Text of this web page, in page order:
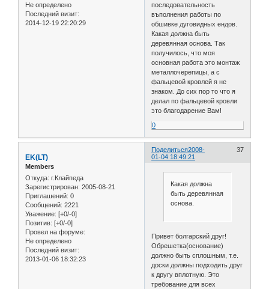
Не определено
Последний визит:
2014-12-19 22:20:29
последовательность
въполнения работы по
обшивке дуговидных ендов.
Какая должна быть
деревянная основа. Так
получилось, что моя
основная работа это монтаж
металлочерепицы, а с
фальцевой кровлей я не
знаком. До сих пор то что я
делал по фальцевой кровли
это благодарение Вам!
0
Поделиться 37
2008-
01-04 18:49:21
EK(LT)
Members
Откуда: г.Клайпеда
Зарегистрирован: 2005-08-21
Приглашений: 0
Сообщений: 2221
Уважение: [+0/-0]
Позитив: [+0/-0]
Провел на форуме:
Не определено
Последний визит:
2013-01-06 18:32:23
Какая должна
быть деревянная
основа.
Привет болгарский друг!
Обрешетка(основание)
должно быть сплошным, т.е.
доски должны подходить друг
к другу вплотную. Это
требование для всех